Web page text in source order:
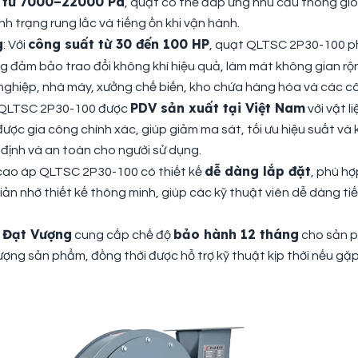
trạng rung lắc và tiếng ồn khi vận hành.
: Với công suất từ 30 đến 100 HP , quạt QLTSC 2P30-100
đảm bảo trao đổi không khí hiệu quả, làm mát không gian
nhà máy, xưởng chế biến, kho chứa hàng hóa và các
2P30-100 được PDV sản xuất tại Việt Namvới vật
gia công chính xác, giúp giảm ma sát, tối ưu hiệu suất và
và an toàn cho người sử dụng.
áp QLTSC 2P30-100 có thiết kế dễ dàng lắp đặt , phù
nhờ thiết kế thông minh, giúp các kỹ thuật viên dễ dàng
Vượng cung cấp chế độ bảo hành 12 tháng cho sản
sản phẩm, đồng thời được hỗ trợ kỹ thuật kịp thời nếu